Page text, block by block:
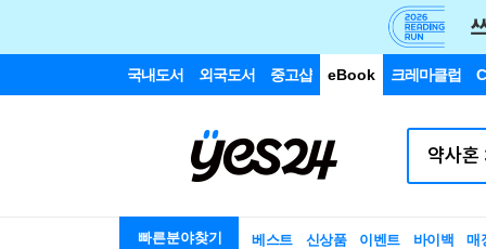
국내도서 외국도서 중고샵 eBook 크레마클럽
빠른분야찾기 베스트 신상품 이벤트 바이백 매